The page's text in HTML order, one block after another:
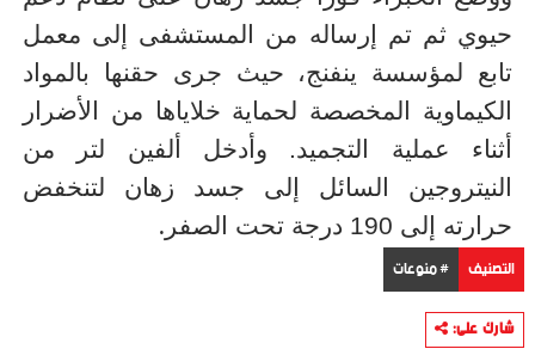
حيوي ثم تم إرساله من المستشفى إلى معمل
تابع لمؤسسة ينفنج، حيث جرى حقنها بالمواد
الكيماوية المخصصة لحماية خلاياها من الأضرار
أثناء عملية التجميد. وأدخل ألفين لتر من
النيتروجين السائل إلى جسد زهان لتنخفض
حرارته إلى 190 درجة تحت الصفر
.
التصنيف # منوعات
شارك على: